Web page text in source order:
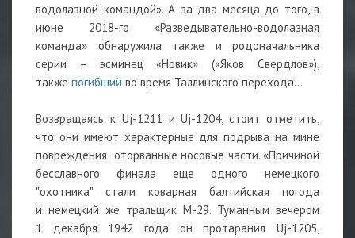
водолазной командой». А за два месяца до того, в
июне 2018-го «Разведывательно-водолазная
команда» обнаружила также и родоначальника
серии – эсминец «Новик» («Яков Свердлов»),
также погибший во время Таллинского перехода…
Возвращаясь к Uj-1211 и Uj-1204, стоит отметить,
что они имеют характерные для подрыва на мине
повреждения: оторванные носовые части. «Причиной
бесславного финала еще одного немецкого
"охотника" стали коварная балтийская погода
и немецкий же тральщик М-29. Туманным вечером
1 декабря 1942 года он протаранил Uj-1205,